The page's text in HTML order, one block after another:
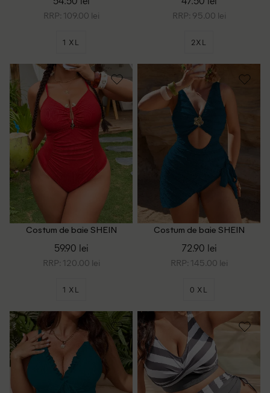
RRP: 109.00 lei
1 XL
RRP: 95.00 lei
2XL
Costum de baie SHEIN
59.90 lei
RRP: 120.00 lei
1 XL
Costum de baie SHEIN
72.90 lei
RRP: 145.00 lei
0 XL